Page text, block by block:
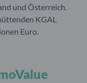
und Österreich.
KGAL
Euro.